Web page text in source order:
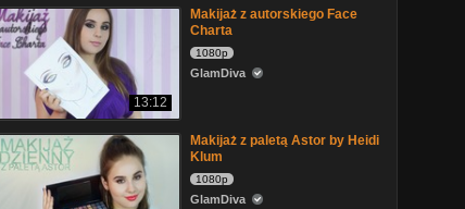
13:12
Makijaż z autorskiego Face
Charta
1080p
GlamDiva
Makijaż z paletą Astor by Heidi
Klum
1080p
GlamDiva